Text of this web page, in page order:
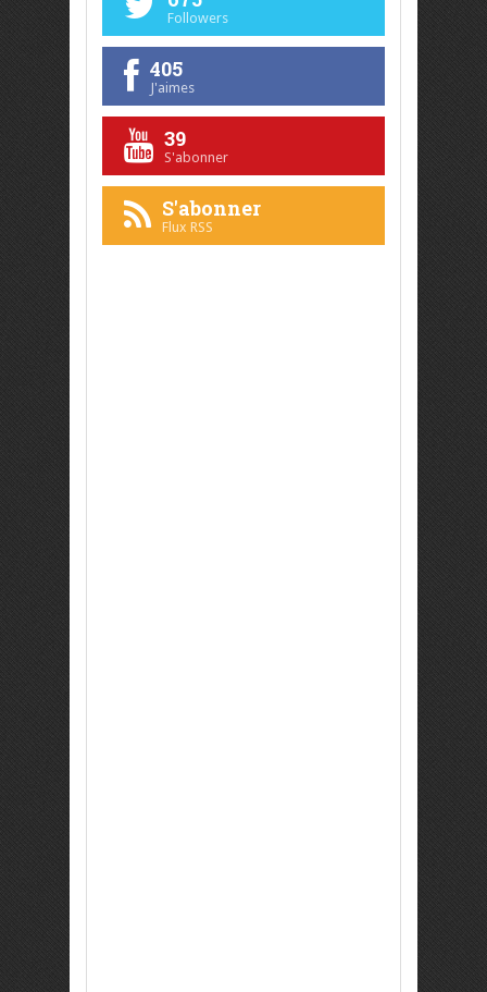
Followers
405
J'aimes
39
S'abonner
S'abonner
Flux RSS